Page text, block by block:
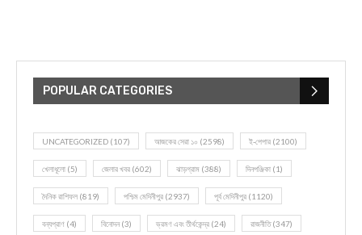
POPULAR CATEGORIES
UNCATEGORIZED (107) আজকের সেরা ১০ (2598) ই-পেপার (2100)
খেলাধূলো (5) জেলার খবর (602) ঝাড়গ্রাম (388) দিনপঞ্জিকা (1)
দৈনিক রাশিফল (819) পশ্চিম মেদিনীপুর (2937) পূর্ব মেদিনীপুর (1120)
বন্যপ্রাণ (4) বিনোদন(3) ভ্রমণ এবং তীর্থকেন্দ্র (24) রাজনীতি(347)